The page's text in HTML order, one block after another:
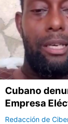
Cubano
Empresa
Redacción de